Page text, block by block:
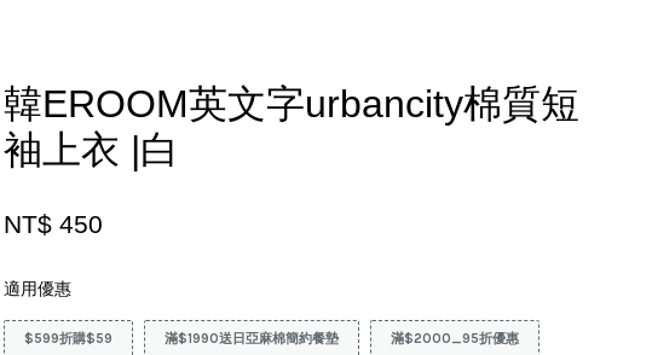
韓EROOM英文字urbancity棉質短
袖上衣 |白
NT$ 450
適用優惠
$599折購$59 滿$1990送日亞麻棉簡約餐墊 滿$2000_95折優惠